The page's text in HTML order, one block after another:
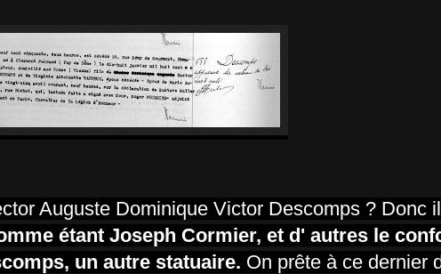
Auguste Dominique Victor Descomps ? Donc
étant Joseph Cormier, et d' autres le
un autre statuaire. On prête à ce dernier